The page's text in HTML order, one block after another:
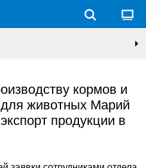
кормов и
животных Марий
продукции в